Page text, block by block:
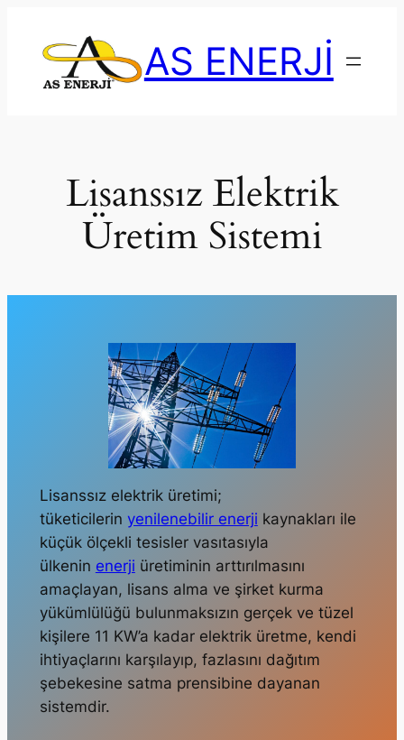
AS ENERJİ
Lisanssız Elektrik
Üretim Sistemi
Lisanssız elektrik üretimi;
tüketicilerin yenilenebilir enerji kaynakları ile
küçük ölçekli tesisler vasıtasıyla
ülkenin enerji üretiminin arttırılmasını
amaçlayan, lisans alma ve şirket kurma
yükümlülüğü bulunmaksızın gerçek ve tüzel
kişilere 11 KW’a kadar elektrik üretme, kendi
ihtiyaçlarını karşılayıp, fazlasını dağıtım
şebekesine satma prensibine dayanan
sistemdir.